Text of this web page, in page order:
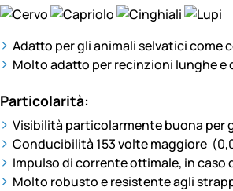
Adatto per gli animali selvatici come
Molto adatto per recinzioni lunghe
Particolarità:
Visibilità particolarmente buona per
Conducibilità 153 volte maggiore
Impulso di corrente ottimale, in
Molto robusto e resistente agli